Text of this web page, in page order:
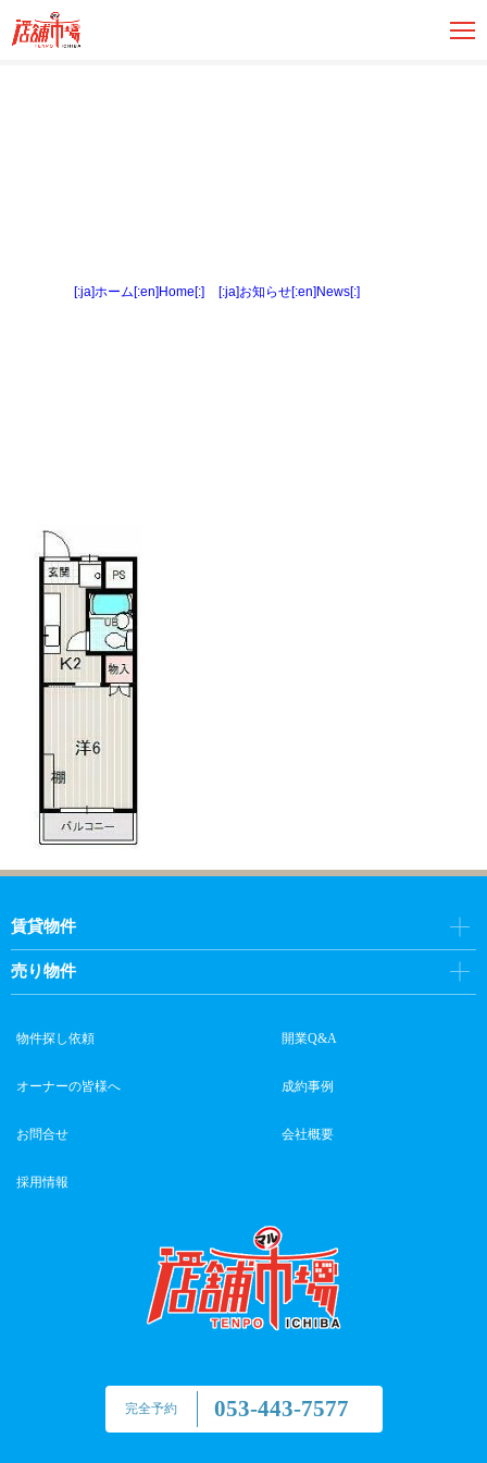
[:ja]ホーム[:en]Home[:] [:ja]お知らせ[:en]News[:]
完全予約 053-443-7577
賃貸物件
売り物件
物件探し依頼 開業Q&A
オーナーの皆様へ 成約事例
お問合せ 会社概要
採用情報